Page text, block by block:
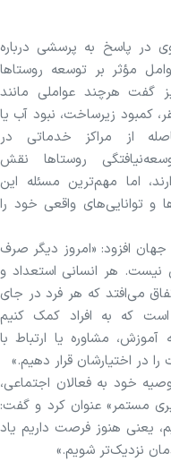
در پاسخ به پرسشی درباره
مؤثر بر توسعه روستا‌ها
گفت هرچند عواملی مانند
کمبود زیرساخت، نبود آب یا
از مراکز خدماتی در
روستا‌ها نقش
اما مهم‌ترین مسئله این
و توانایی‌های واقعی خود را
جهان افزود: «امروز دیگر صرف
هر انسانی استعداد و
می‌افتد که هر فرد در جای
که به افراد کمک کنیم
مشاوره یا ارتباط با
در اختیارشان قرار دهیم.»
خود به فعالان اجتماعی،
مستمر» عنوان کرد و گفت:
یعنی هنوز فرصت داریم یاد
نزدیک‌تر شویم.»